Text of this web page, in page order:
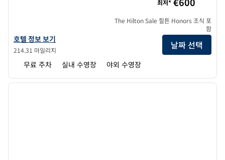
세믈리 코스트 미코노스, 큐리오 컬렉션 바이 힐튼의 호텔 정보 보기
호텔 정보 보기
214.31 마일리지
최저*
The Hilton Sale 힐튼 Honors 조식 포
함
날짜 선택
무료 주차 실내 수영장 야외 수영장
1/12
1/12
다음